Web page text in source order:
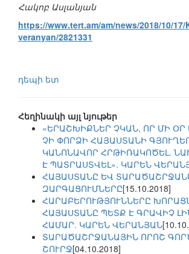
Հակոբ Ասլանյան
https://www.tert.am/am/news/2018/10/17/
veranyan/2821331
դեպի ետ
Հեղինակի այլ նյութեր
«ԵՐԱՇԽԻՔՆԵՐ ՉԿԱՆ, ՈՐ ՄԻ
ՉԻ ՓՈՐՁԻ ՀԱՅԱՍՏԱՆԻ
ԿԱՆՈՆԱՎՈՐ ՀՐԹԻՌԱԿՈԾԵԼ.
Է ՊԱՏՐԱՍՏՎԵԼ». ԿԱՐԵՆ
ՀԱՅԱՍՏԱՆԸ ԵՎ
ԶԱՐԳԱՑՈՒՄՆԵՐԸ[15.10.2018]
ՀԱՐԱԲԵՐՈՒԹՅՈՒՆՆԵՐԸ
ՀԱՅԱՍՏԱՆԸ ՊԵՏՔ Է ԳՐԱՎԻՉ
ՀԱՄԱՐ. ԿԱՐԵՆ ՎԵՐԱՆՅԱՆ
ՏԱՐԱԾԱՇՐՋԱՆԱՅԻՆ ՈՐՈՇ
ՇՈՒՐՋ[04.10.2018]